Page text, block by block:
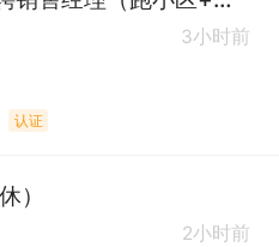
3小时前
认证
）
2小时前